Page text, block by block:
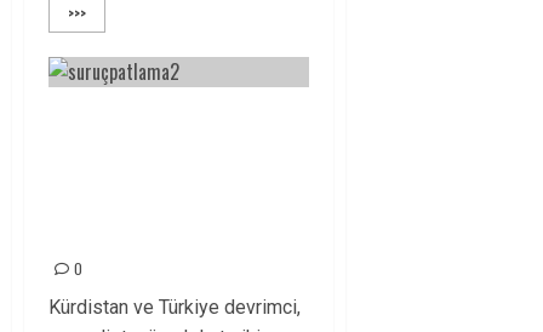
>>>
0
Kürdistan ve Türkiye devrimci,